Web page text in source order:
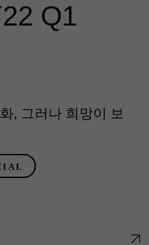
Q1
, 그러나 희망이 보